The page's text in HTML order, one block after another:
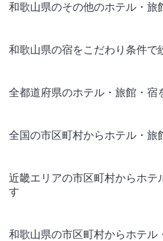
和歌山県のその他のホテル・旅
和歌山県の宿をこだわり条件で
全都道府県のホテル・旅館・宿
全国の市区町村からホテル・旅
近畿エリアの市区町村からホテ
す
和歌山県の市区町村からホテル